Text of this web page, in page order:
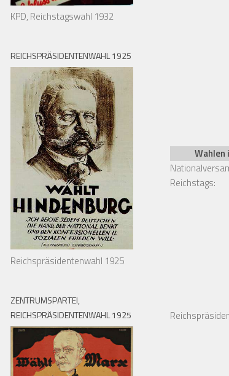
Wahlen
Reichstags:
KPD, Reichstagswahl 1932
REICHSPRÄSIDENTENWAHL 1925
Reichspräsidentenwahl 1925
ZENTRUMSPARTEI,
REICHSPRÄSIDENTENWAHL 1925